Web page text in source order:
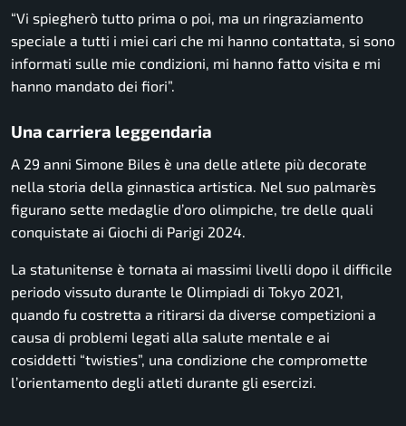
“Vi spiegherò tutto prima o poi, ma un ringraziamento
speciale a tutti i miei cari che mi hanno contattata, si sono
informati sulle mie condizioni, mi hanno fatto visita e mi
hanno mandato dei fiori”.
Una carriera leggendaria
A 29 anni Simone Biles è una delle atlete più decorate
nella storia della ginnastica artistica. Nel suo palmarès
figurano sette medaglie d’oro olimpiche, tre delle quali
conquistate ai Giochi di Parigi 2024.
La statunitense è tornata ai massimi livelli dopo il difficile
periodo vissuto durante le Olimpiadi di Tokyo 2021,
quando fu costretta a ritirarsi da diverse competizioni a
causa di problemi legati alla salute mentale e ai
cosiddetti “twisties”, una condizione che compromette
l’orientamento degli atleti durante gli esercizi.